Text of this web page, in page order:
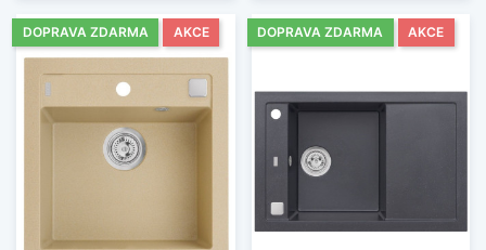
DOPRAVA ZDARMA AKCE DOPRAVA ZDARMA AKCE